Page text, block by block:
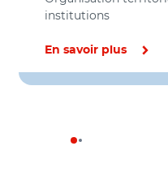
institutions
En savoir plus